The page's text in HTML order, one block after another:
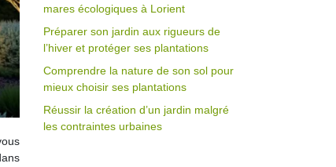
mares écologiques à Lorient
Préparer son jardin aux rigueurs de
l’hiver et protéger ses plantations
Comprendre la nature de son sol pour
mieux choisir ses plantations
Réussir la création d’un jardin malgré
les contraintes urbaines